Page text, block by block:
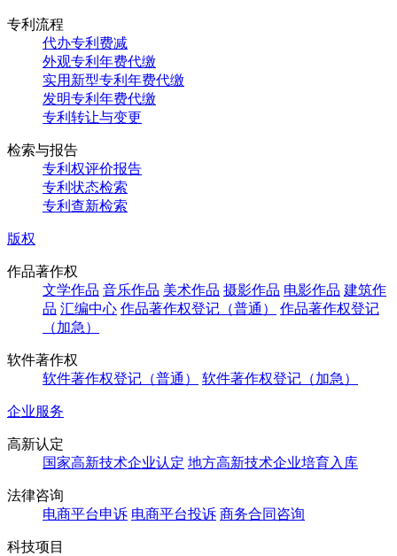
专利流程
代办专利费减
外观专利年费代缴
实用新型专利年费代缴
发明专利年费代缴
专利转让与变更
检索与报告
专利权评价报告
专利状态检索
专利查新检索
版权
作品著作权
文学作品 音乐作品 美术作品 摄影作品 电影作品 建筑作
品 汇编中心 作品著作权登记（普通）
作品著作权登记
（加急）
软件著作权
软件著作权登记（普通）
软件著作权登记（加急）
企业服务
高新认定
国家高新技术企业认定 地方高新技术企业培育入库
法律咨询
电商平台申诉 电商平台投诉 商务合同咨询
科技项目